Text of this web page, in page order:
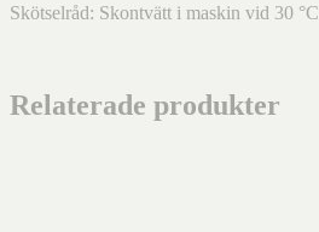
Skötselråd: Skontvätt i maskin vid 30 °C
Relaterade produkter